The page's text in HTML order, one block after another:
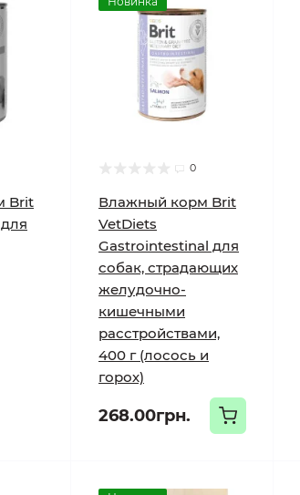
Brit
0
Влажный корм Brit
VetDiets
Gastrointestinal для
собак, страдающих
желудочно-
кишечными
расстройствами,
400 г (лосось и
горох)
268.00грн.